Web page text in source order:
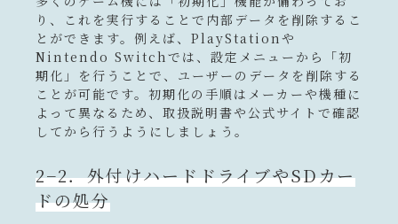
り、これを実行することで内部データを削除するこ
とができます。例えば、PlayStationや
Nintendo Switchでは、設定メニューから「初
期化」を行うことで、ユーザーのデータを削除する
ことが可能です。初期化の手順はメーカーや機種に
よって異なるため、取扱説明書や公式サイトで確認
してから行うようにしましょう。
2−2．外付けハードドライブやSDカー
ドの処分